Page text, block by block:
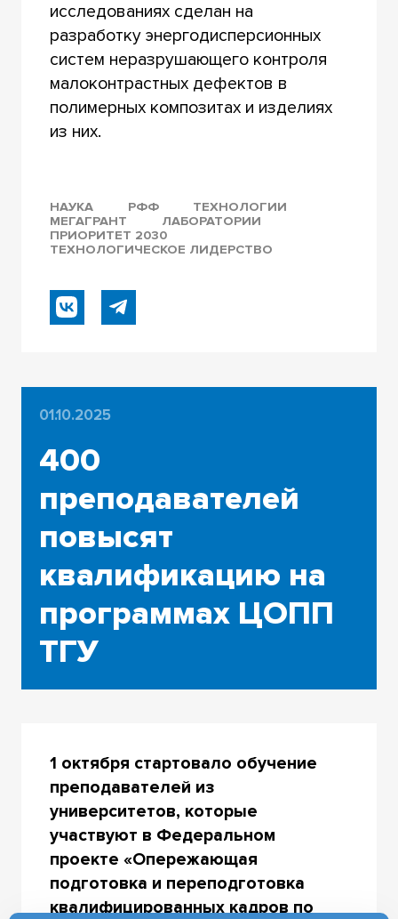
исследованиях сделан на
разработку энергодисперсионных
систем неразрушающего контроля
малоконтрастных дефектов в
полимерных композитах и изделиях
из них.
НАУКА РФФ
ТЕХНОЛОГИИ
МЕГАГРАНТ
ЛАБОРАТОРИИ
ПРИОРИТЕТ 2030
ТЕХНОЛОГИЧЕСКОЕ ЛИДЕРСТВО
01.10.2025
400
преподавателей
повысят
квалификацию на
программах ЦОПП
ТГУ
1 октября стартовало обучение
преподавателей из
университетов, которые
участвуют в Федеральном
проекте «Опережающая
подготовка и переподготовка
квалифицированных кадров по